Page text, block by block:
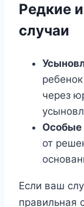
Редкие
случаи
через
Особые
от
Если ваш
правильная